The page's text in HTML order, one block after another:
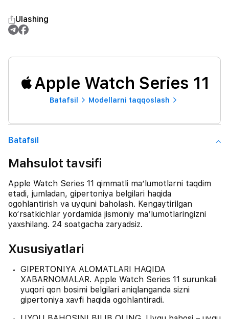
Ulashing
Apple Watch Series 11
Batafsil Modellarni taqqoslash
Batafsil
Mahsulot tavsifi
Apple Watch Series 11 qimmatli ma’lumotlarni taqdim
etadi, jumladan, gipertoniya belgilari haqida
ogohlantirish va uyquni baholash. Kengaytirilgan
ko‘rsatkichlar yordamida jismoniy ma’lumotlaringizni
yaxshilang. 24 soatgacha zaryadsiz.
Xususiyatlari
GIPERTONIYA ALOMATLARI HAQIDA
XABARNOMALAR. Apple Watch Series 11 surunkali
yuqori qon bosimi belgilari aniqlanganda sizni
gipertoniya xavfi haqida ogohlantiradi.